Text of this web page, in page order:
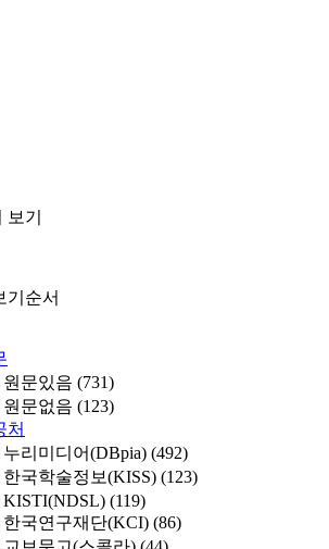
기
기순서
원문있음 (731)
원문없음 (123)
처
누리미디어(DBpia) (492)
한국학술정보(KISS) (123)
KISTI(NDSL) (119)
한국연구재단(KCI) (86)